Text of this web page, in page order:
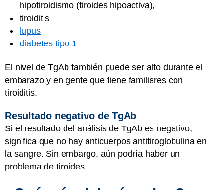
hipotiroidismo (tiroides hipoactiva),
tiroiditis
lupus
diabetes tipo 1
El nivel de TgAb también puede ser alto durante el
embarazo y en gente que tiene familiares con
tiroiditis.
Resultado negativo de TgAb
Si el resultado del análisis de TgAb es negativo,
significa que no hay anticuerpos antitiroglobulina en
la sangre. Sin embargo, aún podría haber un
problema de tiroides.